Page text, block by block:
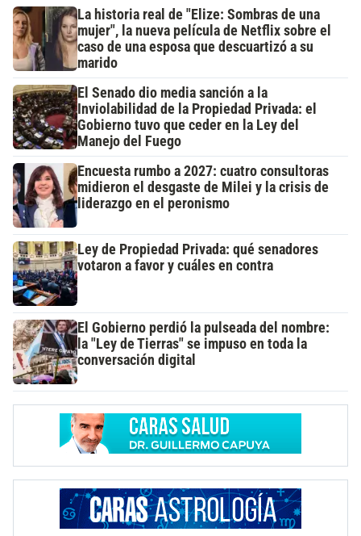
La historia real de "Elize: Sombras de una
mujer", la nueva película de Netflix sobre el
caso de una esposa que descuartizó a su
marido
El Senado dio media sanción a la
Inviolabilidad de la Propiedad Privada: el
Gobierno tuvo que ceder en la Ley del
Manejo del Fuego
Encuesta rumbo a 2027: cuatro consultoras
midieron el desgaste de Milei y la crisis de
liderazgo en el peronismo
Ley de Propiedad Privada: qué senadores
votaron a favor y cuáles en contra
El Gobierno perdió la pulseada del nombre:
la "Ley de Tierras" se impuso en toda la
conversación digital